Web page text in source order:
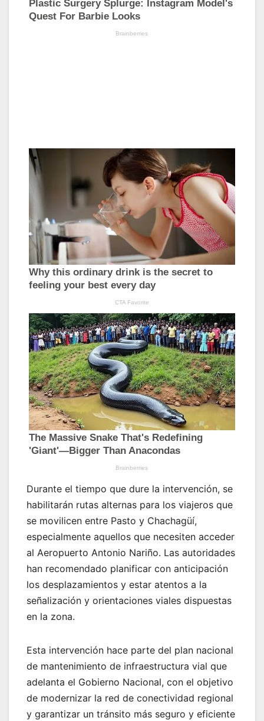
Durante el tiempo que dure la intervención, se
habilitarán rutas alternas para los viajeros que
se movilicen entre Pasto y Chachagüí,
especialmente aquellos que necesiten acceder
al Aeropuerto Antonio Nariño. Las autoridades
han recomendado planificar con anticipación
los desplazamientos y estar atentos a la
señalización y orientaciones viales dispuestas
en la zona.
Esta intervención hace parte del plan nacional
de mantenimiento de infraestructura vial que
adelanta el Gobierno Nacional, con el objetivo
de modernizar la red de conectividad regional
y garantizar un tránsito más seguro y eficiente